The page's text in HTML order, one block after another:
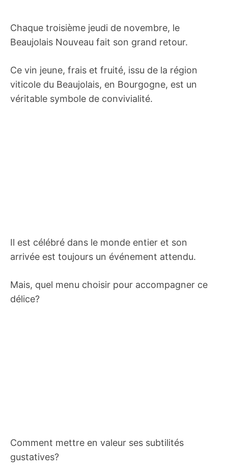
Chaque troisième jeudi de novembre, le
Beaujolais Nouveau fait son grand retour.
Ce vin jeune, frais et fruité, issu de la région
viticole du Beaujolais, en Bourgogne, est un
véritable symbole de convivialité.
Il est célébré dans le monde entier et son
arrivée est toujours un événement attendu.
Mais, quel menu choisir pour accompagner ce
délice?
Comment mettre en valeur ses subtilités
gustatives?